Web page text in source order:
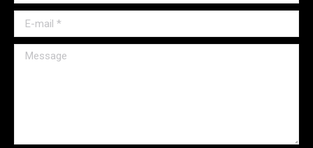
E-mail *
Message